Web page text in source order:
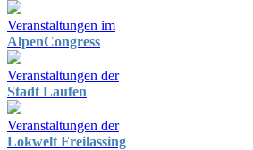
Veranstaltungen im
AlpenCongress
Veranstaltungen der
Stadt Laufen
Veranstaltungen der
Lokwelt Freilassing